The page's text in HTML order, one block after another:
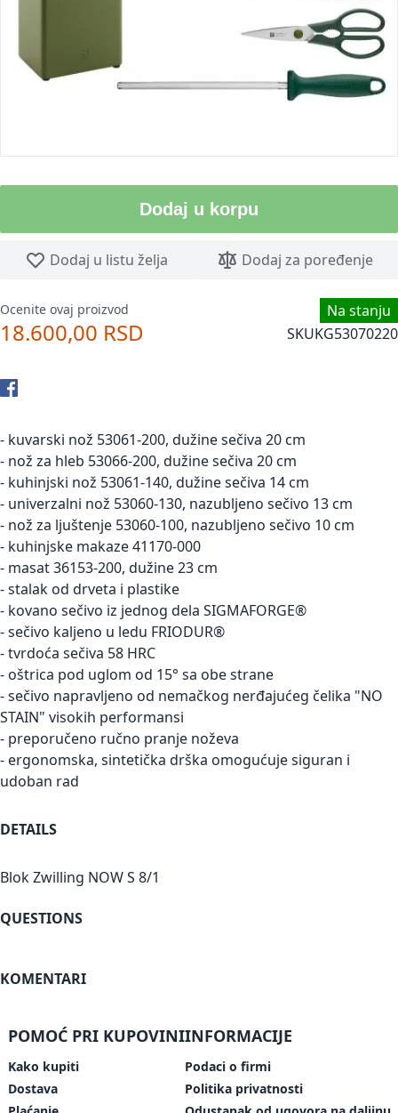
Dodaj u korpu
Dodaj u listu želja Dodaj za poređenje
Na stanju
SKUKG53070220
Ocenite ovaj proizvod
18.600,00 RSD
- kuvarski nož 53061-200, dužine sečiva 20 cm
- nož za hleb 53066-200, dužine sečiva 20 cm
- kuhinjski nož 53061-140, dužine sečiva 14 cm
- univerzalni nož 53060-130, nazubljeno sečivo 13 cm
- nož za ljuštenje 53060-100, nazubljeno sečivo 10 cm
- kuhinjske makaze 41170-000
- masat 36153-200, dužine 23 cm
- stalak od drveta i plastike
- kovano sečivo iz jednog dela SIGMAFORGE®
- sečivo kaljeno u ledu FRIODUR®
- tvrdoća sečiva 58 HRC
- oštrica pod uglom od 15° sa obe strane
- sečivo napravljeno od nemačkog nerđajućeg čelika "NO
STAIN" visokih performansi
- preporučeno ručno pranje noževa
- ergonomska, sintetička drška omogućuje siguran i
udoban rad
DETAILS
Blok Zwilling NOW S 8/1
QUESTIONS
KOMENTARI
POMOĆ PRI KUPOVINI
Kako kupiti
Dostava
INFORMACIJE
Podaci o firmi
Politika privatnosti